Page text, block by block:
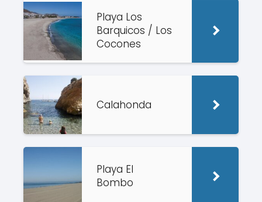
Playa Los
Barquicos / Los
Cocones
Calahonda
Playa El
Bombo